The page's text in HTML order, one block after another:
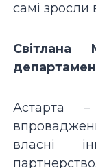
самі зросли
Світлана
Астарта
власні